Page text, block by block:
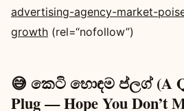
advertising-agency-market-
growth (rel=“nofollow”)
😅 කෙටි හොඳම ප්ලග් (A
Plug — Hope You Don’t